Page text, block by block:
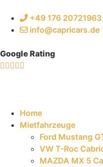
+49 176 20721963
info@capricars.de
Google Rating
Home
Mietfahrzeuge
Ford Mustang
VW T-Roc
MAZDA MX 5